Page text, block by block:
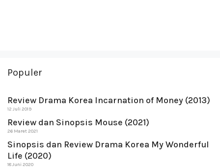
Populer
Review Drama Korea Incarnation of Money (2013)
12 Juli 2019
Review dan Sinopsis Mouse (2021)
26 Maret 2021
Sinopsis dan Review Drama Korea My Wonderful
Life (2020)
18 Juni 2020